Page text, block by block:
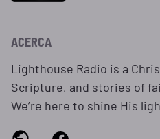
ACERCA
Lighthouse Radio is a
Scripture, and stories of
We’re here to shine His